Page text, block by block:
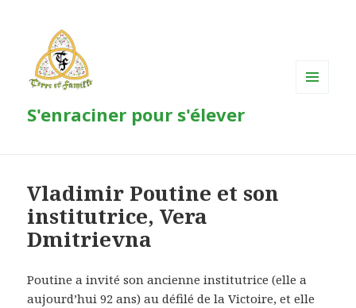
S'enraciner pour s'élever
Vladimir Poutine et son
institutrice, Vera
Dmitrievna
Poutine a invité son ancienne institutrice (elle a
aujourd’hui 92 ans) au défilé de la Victoire, et elle